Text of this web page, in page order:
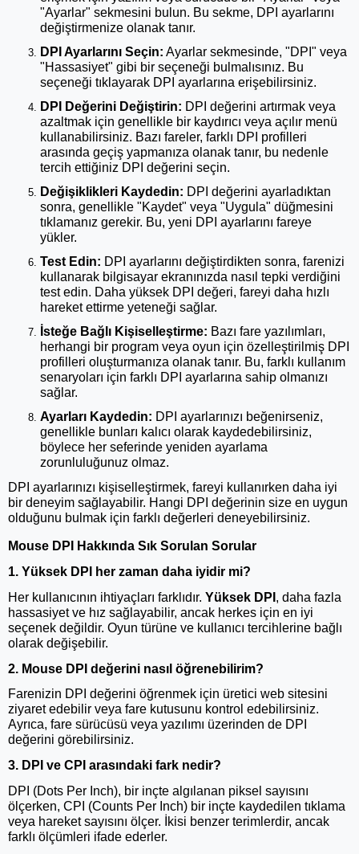
"Ayarlar" sekmesini bulun. Bu sekme, DPI ayarlarını
değiştirmenize olanak tanır.
DPI Ayarlarını Seçin: Ayarlar sekmesinde, "DPI" veya
"Hassasiyet" gibi bir seçeneği bulmalısınız. Bu
seçeneği tıklayarak DPI ayarlarına erişebilirsiniz.
DPI Değerini Değiştirin: DPI değerini artırmak veya
azaltmak için genellikle bir kaydırıcı veya açılır menü
kullanabilirsiniz. Bazı fareler, farklı DPI profilleri
arasında geçiş yapmanıza olanak tanır, bu nedenle
tercih ettiğiniz DPI değerini seçin.
Değişiklikleri Kaydedin: DPI değerini ayarladıktan
sonra, genellikle "Kaydet" veya "Uygula" düğmesini
tıklamanız gerekir. Bu, yeni DPI ayarlarını fareye
yükler.
Test Edin: DPI ayarlarını değiştirdikten sonra, farenizi
kullanarak bilgisayar ekranınızda nasıl tepki verdiğini
test edin. Daha yüksek DPI değeri, fareyi daha hızlı
hareket ettirme yeteneği sağlar.
İsteğe Bağlı Kişiselleştirme: Bazı fare yazılımları,
herhangi bir program veya oyun için özelleştirilmiş DPI
profilleri oluşturmanıza olanak tanır. Bu, farklı kullanım
senaryoları için farklı DPI ayarlarına sahip olmanızı
sağlar.
Ayarları Kaydedin: DPI ayarlarınızı beğenirseniz,
genellikle bunları kalıcı olarak kaydedebilirsiniz,
böylece her seferinde yeniden ayarlama
zorunluluğunuz olmaz.
DPI ayarlarınızı kişiselleştirmek, fareyi kullanırken daha iyi
bir deneyim sağlayabilir. Hangi DPI değerinin size en uygun
olduğunu bulmak için farklı değerleri deneyebilirsiniz.
Mouse DPI Hakkında Sık Sorulan Sorular
1. Yüksek DPI her zaman daha iyidir mi?
Her kullanıcının ihtiyaçları farklıdır. Yüksek DPI , daha fazla
hassasiyet ve hız sağlayabilir, ancak herkes için en iyi
seçenek değildir. Oyun türüne ve kullanıcı tercihlerine bağlı
olarak değişebilir.
2. Mouse DPI değerini nasıl öğrenebilirim?
Farenizin DPI değerini öğrenmek için üretici web sitesini
ziyaret edebilir veya fare kutusunu kontrol edebilirsiniz.
Ayrıca, fare sürücüsü veya yazılımı üzerinden de DPI
değerini görebilirsiniz.
3. DPI ve CPI arasındaki fark nedir?
DPI (Dots Per Inch), bir inçte algılanan piksel sayısını
ölçerken, CPI (Counts Per Inch) bir inçte kaydedilen tıklama
veya hareket sayısını ölçer. İkisi benzer terimlerdir, ancak
farklı ölçümleri ifade ederler.